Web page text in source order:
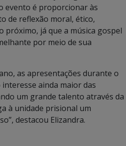
evento é proporcionar às
de reflexão moral, ético,
próximo, já que a música gospel
por meio de sua
as apresentações durante o
ainda maior das
um grande talento através da
à unidade prisional um
destacou Elizandra.